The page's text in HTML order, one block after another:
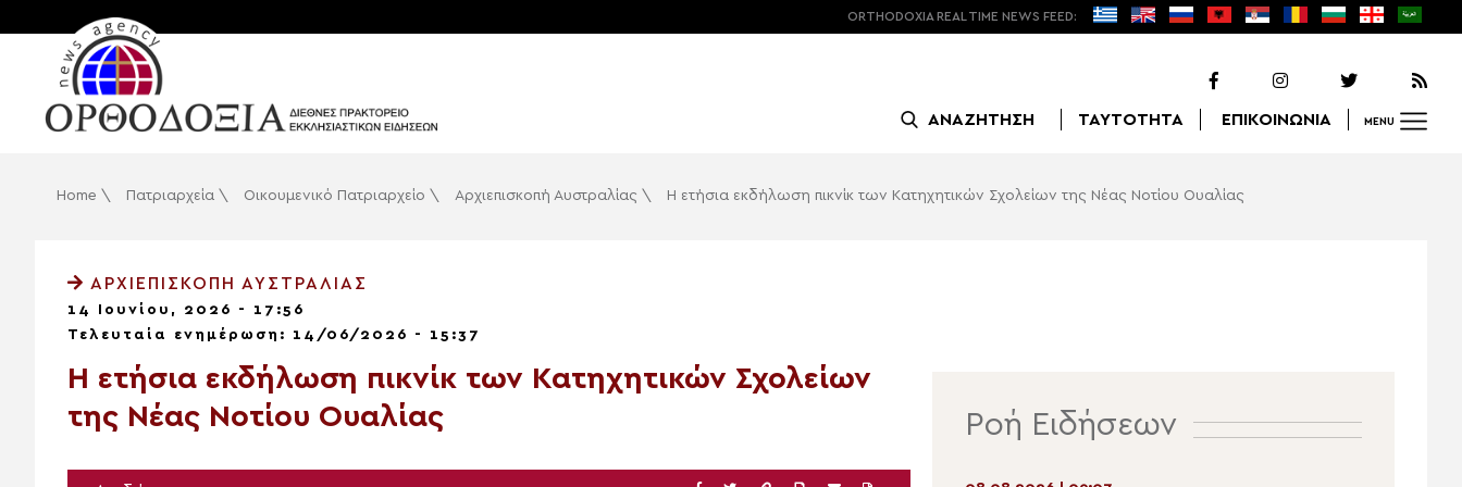
ORTHODOXIA REAL TIME NEWS FEED:
ΑΝΑΖΗΤΗΣΗ ΤΑΥΤΟΤΗΤΑ ΕΠΙΚΟΙΝΩΝΙΑ MENU
Αναζήτηση
Home \ Πατριαρχεία \ Οικουμενικό Πατριαρχείο \ Αρχιεπισκοπή Αυστραλίας \ Η ετήσια εκδήλωση πικνίκ των Κατηχητικών Σχολείων της Νέας Νοτίου Ουαλίας
ΑΡΧΙΕΠΙΣΚΟΠΉ ΑΥΣΤΡΑΛΊΑΣ
14 Ιουνίου, 2026 - 17:56
Τελευταία ενημέρωση: 14/06/2026 - 15:37
Η ετήσια εκδήλωση πικνίκ των Κατηχητικών Σχολείων
της Νέας Νοτίου Ουαλίας
Ροή Ειδήσεων